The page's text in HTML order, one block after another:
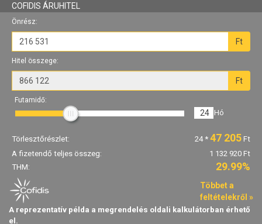
COFIDIS ÁRUHITEL
Önrész:
Ft
Hitel összege:
Ft
Futamidő:
24 Hó
Törlesztőrészlet: 24* 47 205 Ft
A fizetendő teljes összeg:
1 132 920 Ft
THM:
29.99%
Többet a
feltételekről »
A reprezentatív példa a megrendelés oldali kalkulátorban érhető
el.